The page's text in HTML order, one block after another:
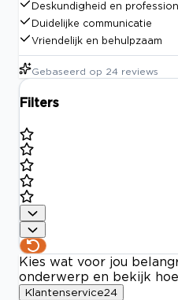
Deskundigheid en
Duidelijke communicatie
Vriendelijk en behulpzaam
Gebaseerd op 24 reviews
Filters
Kies wat voor jou
onderwerp en bekijk
Klantenservice24